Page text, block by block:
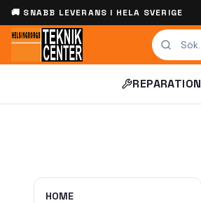
🚚 SNABB LEVERANS I HELA SVERIGE
REPARATION
HOME